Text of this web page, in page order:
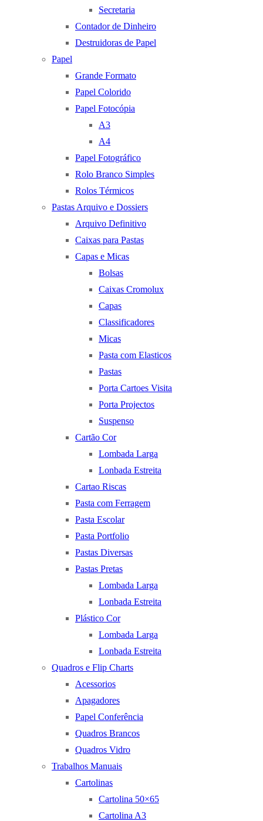
Secretaria
Contador de Dinheiro
Destruidoras de Papel
Papel
Grande Formato
Papel Colorido
Papel Fotocópia
A3
A4
Papel Fotográfico
Rolo Branco Simples
Rolos Térmicos
Pastas Arquivo e Dossiers
Arquivo Definitivo
Caixas para Pastas
Capas e Micas
Bolsas
Caixas Cromolux
Capas
Classificadores
Micas
Pasta com Elasticos
Pastas
Porta Cartoes Visita
Porta Projectos
Suspenso
Cartão Cor
Lombada Larga
Lonbada Estreita
Cartao Riscas
Pasta com Ferragem
Pasta Escolar
Pasta Portfolio
Pastas Diversas
Pastas Pretas
Lombada Larga
Lonbada Estreita
Plástico Cor
Lombada Larga
Lonbada Estreita
Quadros e Flip Charts
Acessorios
Apagadores
Papel Conferência
Quadros Brancos
Quadros Vidro
Trabalhos Manuais
Cartolinas
Cartolina 50×65
Cartolina A3